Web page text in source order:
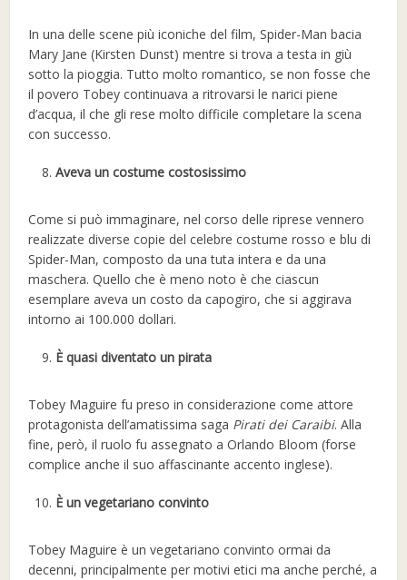
In una delle scene più iconiche del film, Spider-Man bacia
Mary Jane (Kirsten Dunst) mentre si trova a testa in giù
sotto la pioggia. Tutto molto romantico, se non fosse che
il povero Tobey continuava a ritrovarsi le narici piene
d’acqua, il che gli rese molto difficile completare la scena
con successo.
Aveva un costume costosissimo
Come si può immaginare, nel corso delle riprese vennero
realizzate diverse copie del celebre costume rosso e blu di
Spider-Man, composto da una tuta intera e da una
maschera. Quello che è meno noto è che ciascun
esemplare aveva un costo da capogiro, che si aggirava
intorno ai 100.000 dollari.
È quasi diventato un pirata
Tobey Maguire fu preso in considerazione come attore
protagonista dell’amatissima saga Pirati dei Caraibi. Alla
fine, però, il ruolo fu assegnato a Orlando Bloom (forse
complice anche il suo affascinante accento inglese).
È un vegetariano convinto
Tobey Maguire è un vegetariano convinto ormai da
decenni, principalmente per motivi etici ma anche perché, a